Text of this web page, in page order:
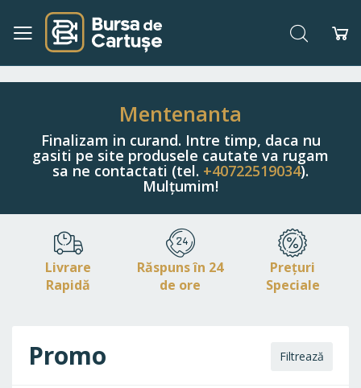
Navigați
Conținut
Căutare
Mentenanta
Finalizam in curand. Intre timp, daca nu
gasiti pe site produsele cautate va rugam
sa ne contactati (tel. +40722519034).
Mulțumim!
Livrare
Rapidă
Răspuns în 24
de ore
Prețuri
Speciale
Promo Filtrează